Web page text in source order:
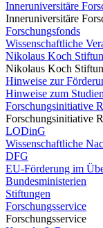
Inneruniversitäre
Inneruniversitäre
Forschungsfonds
Wissenschaftliche
Nikolaus Koch
Nikolaus Koch
Hinweise zur
Hinweise zum
Forschungsinitiative
Forschungsinitiative
LODinG
Wissenschaftliche
DFG
EU-Förderung im
Bundesministerien
Stiftungen
Forschungsservice
Forschungsservice